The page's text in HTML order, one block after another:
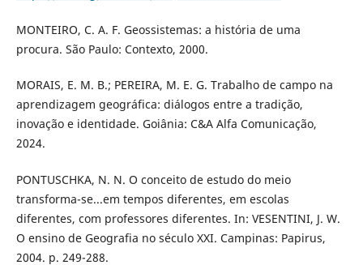
MONTEIRO, C. A. F. Geossistemas: a história de uma
procura. São Paulo: Contexto, 2000.
MORAIS, E. M. B.; PEREIRA, M. E. G. Trabalho de campo na
aprendizagem geográfica: diálogos entre a tradição,
inovação e identidade. Goiânia: C&A Alfa Comunicação,
2024.
PONTUSCHKA, N. N. O conceito de estudo do meio
transforma-se...em tempos diferentes, em escolas
diferentes, com professores diferentes. In: VESENTINI, J. W.
O ensino de Geografia no século XXI. Campinas: Papirus,
2004. p. 249-288.